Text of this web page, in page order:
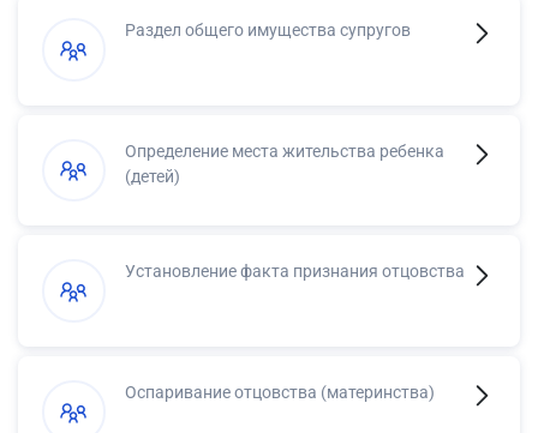
Раздел общего имущества супругов
Определение места жительства ребенка
(детей)
Установление факта признания отцовства
Оспаривание отцовства (материнства)